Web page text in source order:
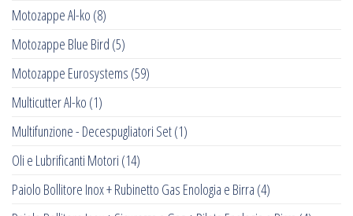
Motozappe Al-ko (8)
Motozappe Blue Bird (5)
Motozappe Eurosystems (59)
Multicutter Al-ko (1)
Multifunzione - Decespugliatori Set(1)
Oli e Lubrificanti Motori (14)
Paiolo Bollitore Inox + Rubinetto Gas Enologia e Birra (4)